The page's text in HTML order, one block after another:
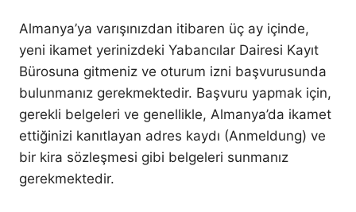
Almanya’ya varışınızdan itibaren üç ay içinde,
yeni ikamet yerinizdeki Yabancılar Dairesi Kayıt
Bürosuna gitmeniz ve oturum izni başvurusunda
bulunmanız gerekmektedir. Başvuru yapmak için,
gerekli belgeleri ve genellikle, Almanya’da ikamet
ettiğinizi kanıtlayan adres kaydı (Anmeldung) ve
bir kira sözleşmesi gibi belgeleri sunmanız
gerekmektedir.